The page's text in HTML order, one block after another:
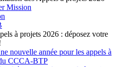
Mission
à projets 2026 : déposez votre
nouvelle année pour les appels à
CCCA-BTP